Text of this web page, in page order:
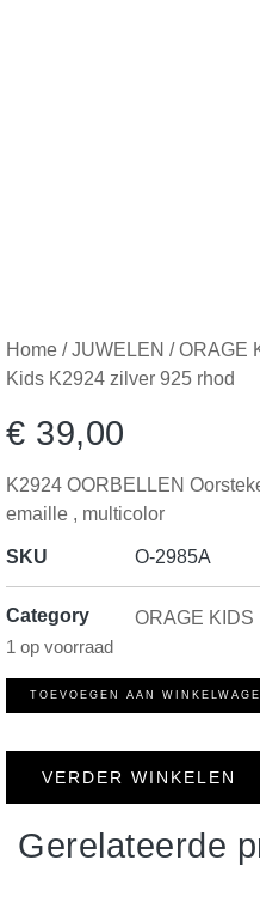
Home /JUWELEN /ORAGE
Kids K2924 zilver 925 rhod
€ 39,00
K2924 OORBELLEN
emaille , multicolor
SKU O-2985A
Category ORAGE KIDS
1 op voorraad
TOEVOEGEN AAN
VERDER WINKELEN
Gerelateerde